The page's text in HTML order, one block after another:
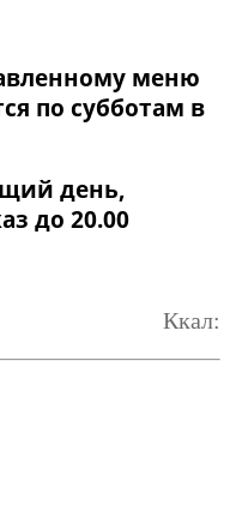
меню
по субботам в
день,
до 20.00
Ккал: